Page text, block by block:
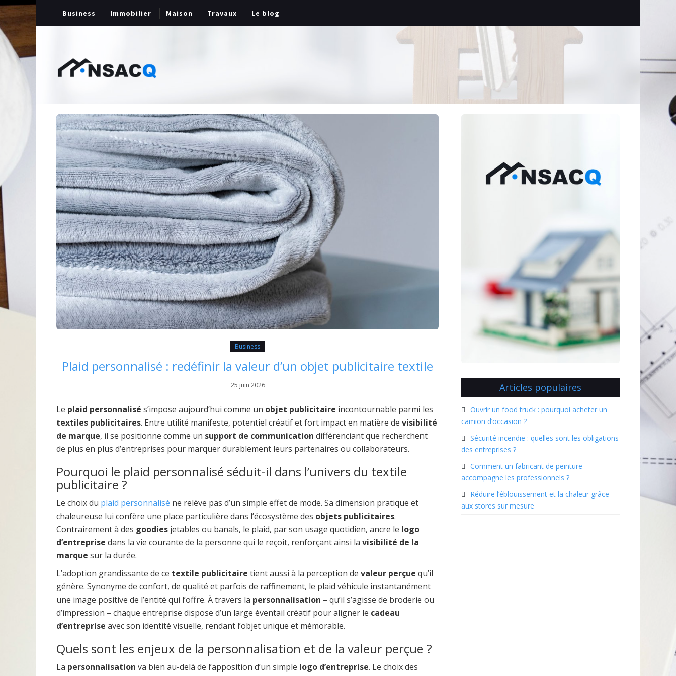
Business Immobilier Maison Travaux Le blog
Business
Plaid personnalisé : redéfinir la valeur d’un objet publicitaire textile
25 juin 2026
Le plaid personnalisé s’impose aujourd’hui comme un objet publicitaire incontournable parmi les
textiles publicitaires. Entre utilité manifeste, potentiel créatif et fort impact en matière de visibilité
de marque, il se positionne comme un support de communication différenciant que recherchent
de plus en plus d’entreprises pour marquer durablement leurs partenaires ou collaborateurs.
Pourquoi le plaid personnalisé séduit-il dans l’univers du textile
publicitaire ?
Le choix du plaid personnalisé ne relève pas d’un simple effet de mode. Sa dimension pratique et
chaleureuse lui confère une place particulière dans l’écosystème des objets publicitaires.
Contrairement à des goodies jetables ou banals, le plaid, par son usage quotidien, ancre le logo
d’entreprise dans la vie courante de la personne qui le reçoit, renforçant ainsi la visibilité de la
marque sur la durée.
L’adoption grandissante de ce textile publicitaire tient aussi à la perception de valeur perçue qu’il
génère. Synonyme de confort, de qualité et parfois de raffinement, le plaid véhicule instantanément
une image positive de l’entité qui l’offre. À travers la personnalisation – qu’il s’agisse de broderie ou
d’impression – chaque entreprise dispose d’un large éventail créatif pour aligner le cadeau
d’entreprise avec son identité visuelle, rendant l’objet unique et mémorable.
Quels sont les enjeux de la personnalisation et de la valeur perçue ?
La personnalisation va bien au-delà de l’apposition d’un simple logo d’entreprise. Le choix des
Articles populaires
Ouvrir un food truck : pourquoi acheter un
camion d’occasion ?
Sécurité incendie : quelles sont les obligations
des entreprises ?
Comment un fabricant de peinture
accompagne les professionnels ?
Réduire l’éblouissement et la chaleur grâce
aux stores sur mesure